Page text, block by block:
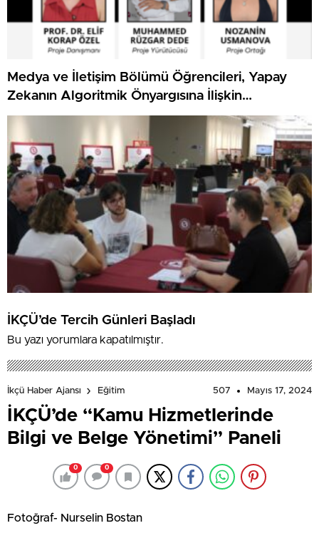
Medya ve İletişim Bölümü Öğrencileri, Yapay
Zekanın Algoritmik Önyargısına İlişkin
Farkındalık Düzeylerini Araştıracak
İKÇÜ’de Tercih Günleri Başladı
Bu yazı yorumlara kapatılmıştır.
İkçü Haber Ajansı Eğitim 507 Mayıs 17, 2024
İKÇÜ’de “Kamu Hizmetlerinde
Bilgi ve Belge Yönetimi” Paneli
0 0
Fotoğraf- Nurselin Bostan